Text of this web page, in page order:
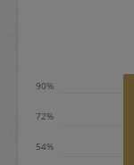
定期
期は
54%
72%
90%